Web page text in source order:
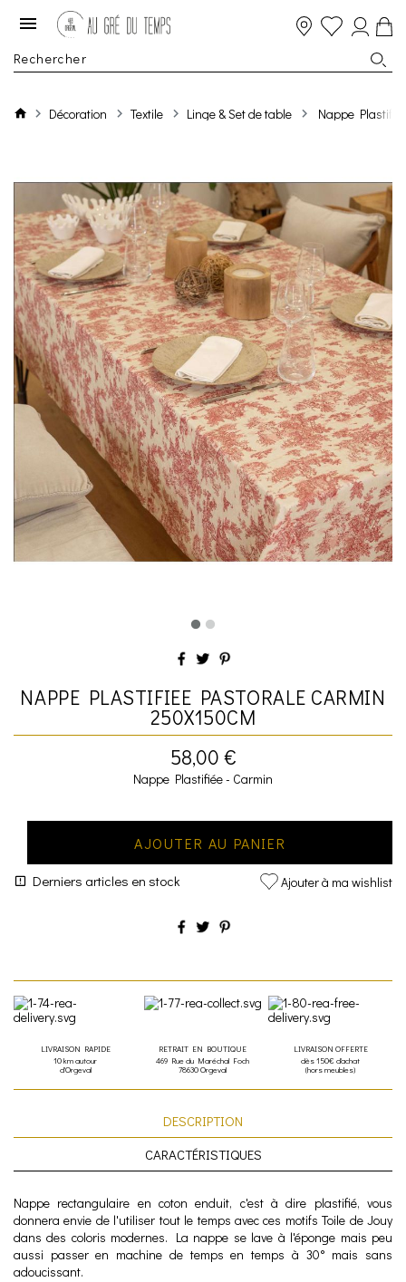
Décoration Textile Linge & Set de table Nappe
NAPPE PLASTIFIEE PASTORALE CARMIN
250X150CM
58,00 €
Nappe Plastifiée - Carmin
AJOUTER AU PANIER
Derniers articles en stock Ajouter à ma wishlist
LIVRAISON RAPIDE
10 km autour
d'Orgeval
RETRAIT EN BOUTIQUE
469 Rue du Maréchal Foch
78630 Orgeval
LIVRAISON OFFERTE
dès 150€ d'achat
(hors meubles)
DESCRIPTION
CARACTÉRISTIQUES
Nappe rectangulaire en coton enduit, c'est à dire plastifié, vous
donnera envie de l'utiliser tout le temps avec ces motifs Toile de Jouy
dans des coloris modernes. La nappe se lave à l'éponge mais peu
aussi passer en machine de temps en temps à 30° mais sans
adoucissant.